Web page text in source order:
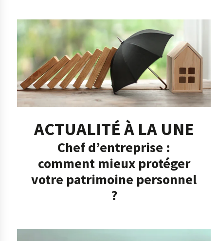
ACTUALITÉ À LA UNE
Chef d’entreprise :
comment mieux protéger
votre patrimoine personnel
?